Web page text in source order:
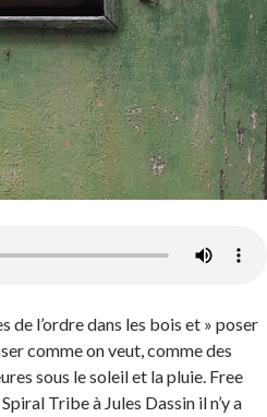
de l’ordre dans les bois et » poser
comme on veut, comme des
sous le soleil et la pluie. Free
Tribe à Jules Dassin il n’y a